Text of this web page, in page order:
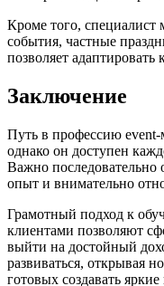
Кроме того, специалист
события, частные
позволяет
Заключение
Путь в профессию event-
однако он доступен
Важно последовательно
опыт и внимательно
Грамотный подход к
клиентами позволяют
выйти на достойный
развиваться, открывая
готовых создавать